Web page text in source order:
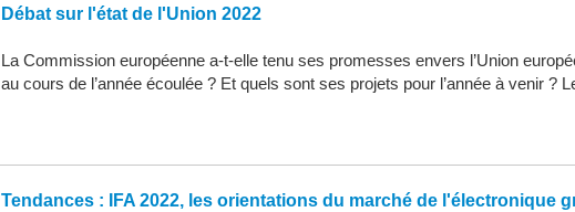
Débat sur l'état de l'Union 2022
La Commission européenne a-t-elle tenu ses promesses envers l’Union
au cours de l’année écoulée ? Et quels sont ses projets pour l’année à venir ?
Tendances : IFA 2022, les orientations du marché de l'électronique